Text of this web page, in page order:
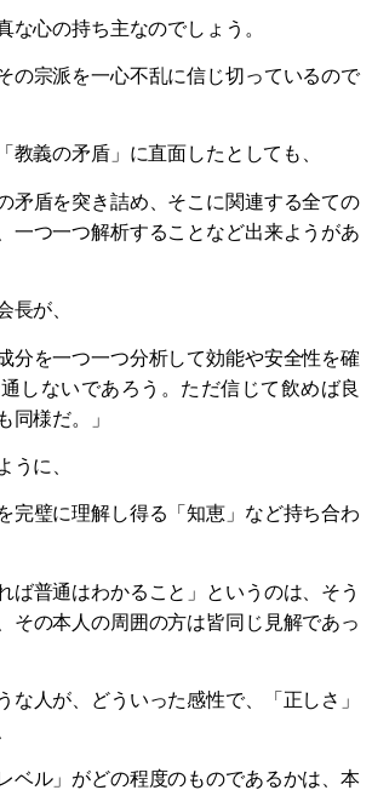
な心の持ち主なのでしょう。
の宗派を一心不乱に信じ切っているので
教義の矛盾」に直面したとしても、
矛盾を突き詰め、そこに関連する全ての
一つ一つ解析することなど出来ようがあ
長が、
分を一つ一つ分析して効能や安全性を確
しないであろう。ただ信じて飲めば良
同様だ。」
うに、
完璧に理解し得る「知恵」など持ち合わ
ば普通はわかること」というのは、そう
その本人の周囲の方は皆同じ見解であっ
な人が、どういった感性で、「正しさ」
ベル」がどの程度のものであるかは、本